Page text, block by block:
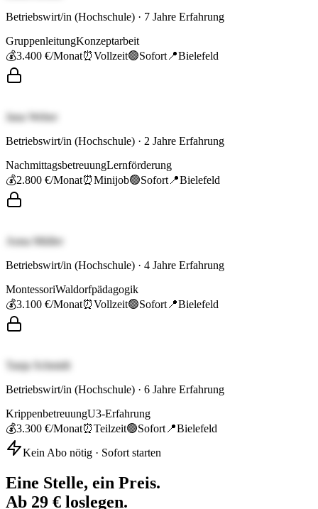
Betriebswirt/in (Hochschule) · 7 Jahre Erfahrung
GruppenleitungKonzeptarbeit
💰3.400 €/Monat⏰Vollzeit🟢Sofort 📍Bielefeld
Jana Weber
Betriebswirt/in (Hochschule) · 2 Jahre Erfahrung
NachmittagsbetreuungLernförderung
💰2.800 €/Monat⏰Minijob🟢Sofort 📍Bielefeld
Anna Müller
Betriebswirt/in (Hochschule) · 4 Jahre Erfahrung
MontessoriWaldorfpädagogik
💰3.100 €/Monat⏰Vollzeit🟢Sofort 📍Bielefeld
Tanja Schmidt
Betriebswirt/in (Hochschule) · 6 Jahre Erfahrung
KrippenbetreuungU3-Erfahrung
💰3.300 €/Monat⏰Teilzeit🟢Sofort 📍Bielefeld
Kein Abo nötig · Sofort starten
Eine Stelle, ein Preis.
Ab 29 € loslegen.